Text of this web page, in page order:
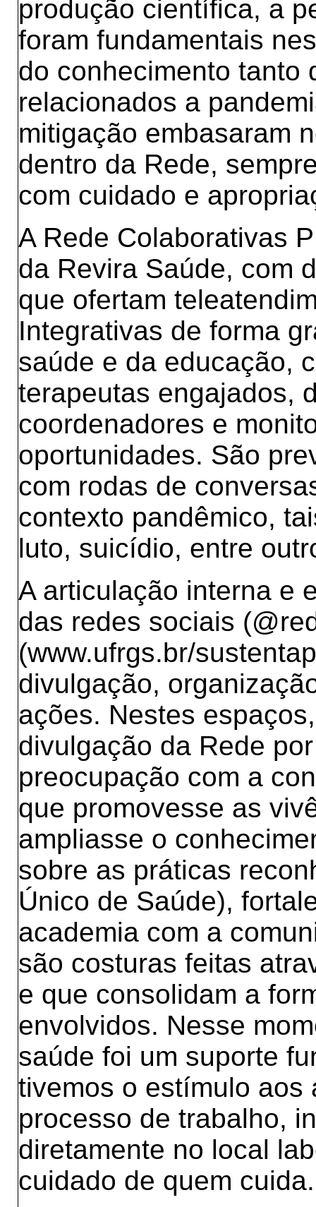
produção científica, a
foram fundamentais
do conhecimento tanto
relacionados a
mitigação embasaram
dentro da Rede,
com cuidado e
A Rede Colaborativas
da Revira Saúde, com
que ofertam
Integrativas de forma
saúde e da educação,
terapeutas engajados,
coordenadores e
oportunidades. São
com rodas de
contexto pandêmico,
luto, suicídio, entre
A articulação interna e
das redes sociais
(www.ufrgs.br/
divulgação,
ações. Nestes
divulgação da Rede
preocupação com a
que promovesse as
ampliasse o
sobre as práticas
Único de Saúde),
academia com a
são costuras feitas
e que consolidam a
envolvidos. Nesse
saúde foi um suporte
tivemos o estímulo aos
processo de trabalho,
diretamente no local
cuidado de quem cuida.